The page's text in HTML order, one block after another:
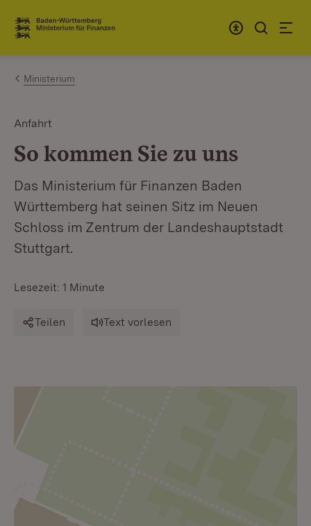
Zum Inhalt springen
Link zur Startseite
Ministerium
Anfahrt
So kommen Sie zu uns
Das Ministerium für Finanzen Baden
Württemberg hat seinen Sitz im Neuen
Schloss im Zentrum der Landeshauptstadt
Stuttgart.
Lesezeit: 1 Minute
Teilen Text vorlesen